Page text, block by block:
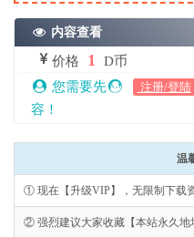
内容查看
价格 1
D币
您需要先
注册/登陆
容！
温
① 现在【升级VIP】，无限制下载
② 强烈建议大家收藏【本站永久地